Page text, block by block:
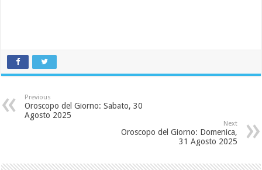
Previous
Oroscopo del Giorno: Sabato, 30
Agosto 2025
Next
Oroscopo del Giorno: Domenica,
31 Agosto 2025